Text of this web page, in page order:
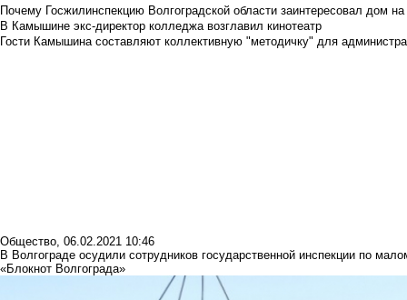
Почему Госжилинспекцию Волгоградской области заинтересовал дом
В Камышине экс-директор колледжа возглавил кинотеатр
Гости Камышина составляют коллективную "методичку" для
Общество, 06.02.2021 10:46
В Волгограде осудили сотрудников государственной инспекции по
«Блокнот Волгограда»